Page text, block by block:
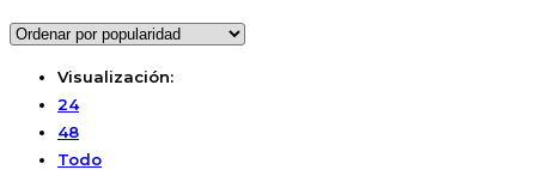
Visualización:
24
48
Todo